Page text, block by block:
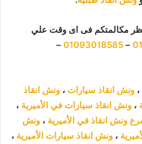
مكالمتكم فى اى وقت علي
–
01093018585
–
، ونش انقاذ سيارات ، ونش انقاذ
، ونش انقاذ سيارات في الأميرية ،
ونش انقاذ في الأميرية ، ونش
، ونش انقاذ سيارات الأميرية ،